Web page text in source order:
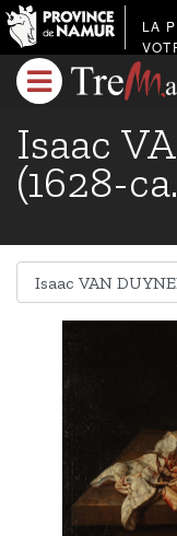
LA
Isaac
(1628-